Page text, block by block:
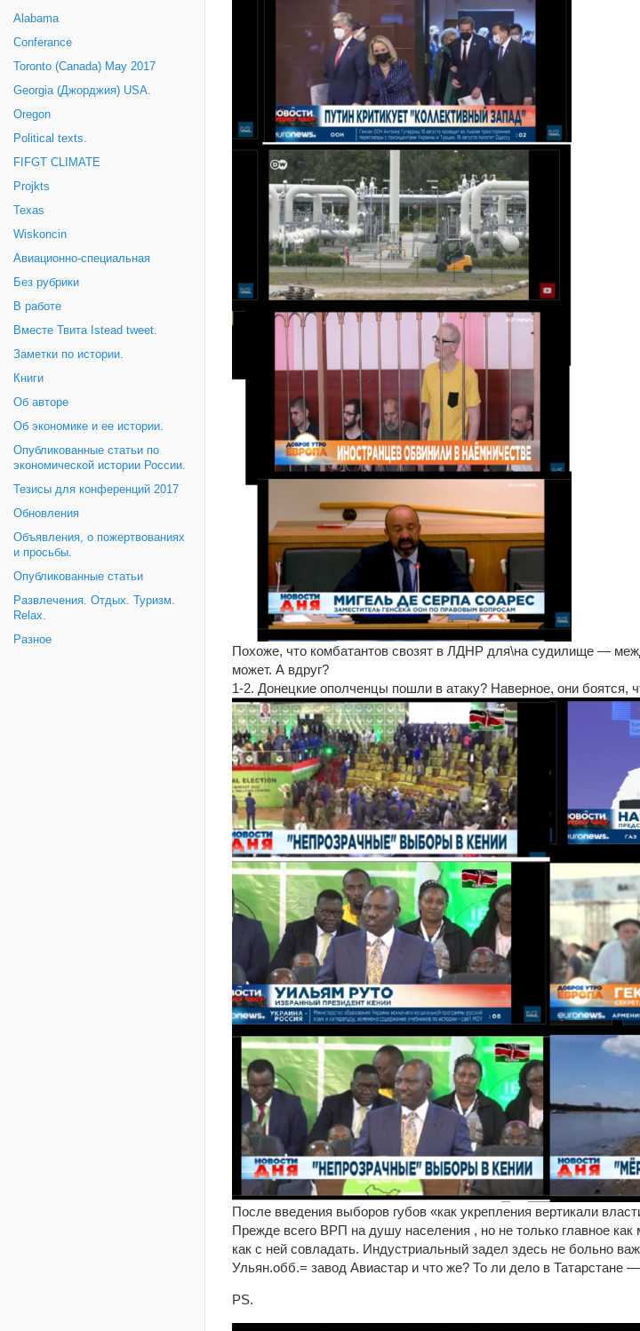
Alabama
Conferance
Toronto (Canada) May 2017
Georgia (Джорджия) USA.
Oregon
Political texts.
FIFGT CLIMATE
Projkts
Texas
Wiskoncin
Авиационно-специальная
Без рубрики
В работе
Вместе Твита Istead tweet.
Заметки по истории.
Книги
Об авторе
Об экономике и ее истории.
Опубликованные статьи по
экономической истории России.
Тезисы для конференций 2017
Обновления
Объявления, о пожертвованиях
и просьбы.
Опубликованные статьи
Развлечения. Отдых. Туризм.
Relax.
Разное
Похоже, что комбатантов свозят в ЛДНР для\на судилище —
может. А вдруг?
1-2. Донецкие ополченцы пошли в атаку? Наверное, они боятся,
После введения выборов губов «как укрепления вертикали
Прежде всего ВРП на душу населения , но не только главное
как с ней совладать. Индустриальный задел здесь не больно
Ульян.обб.= завод Авиастар и что же? То ли дело в Татарстане
PS.